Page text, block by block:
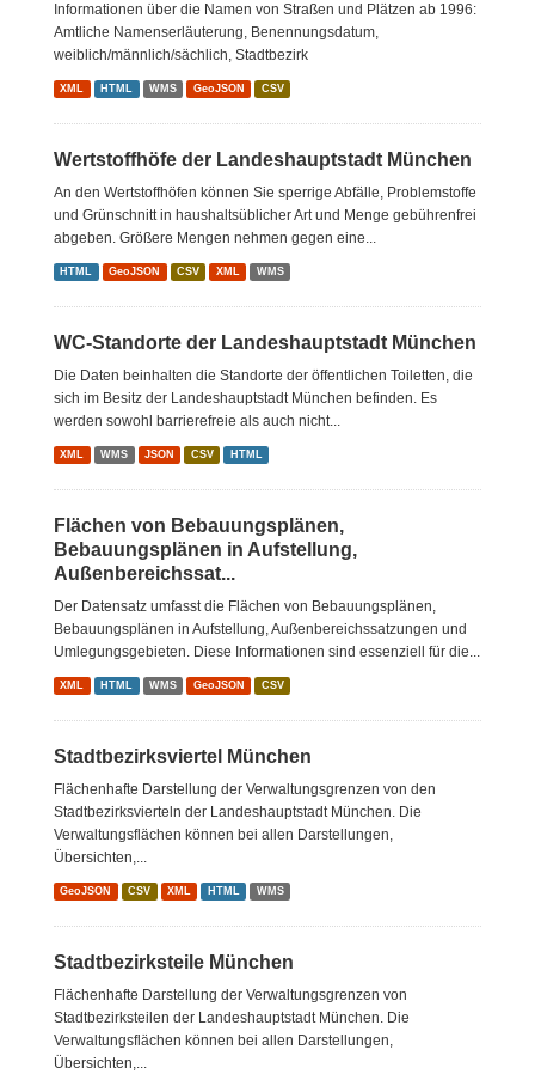
Informationen über die Namen von Straßen und Plätzen ab 1996:
Amtliche Namenserläuterung, Benennungsdatum,
weiblich/männlich/sächlich, Stadtbezirk
XML HTML WMS GeoJSON CSV
Wertstoffhöfe der Landeshauptstadt München
An den Wertstoffhöfen können Sie sperrige Abfälle, Problemstoffe
und Grünschnitt in haushaltsüblicher Art und Menge gebührenfrei
abgeben. Größere Mengen nehmen gegen eine...
HTML GeoJSON CSV XML WMS
WC-Standorte der Landeshauptstadt München
Die Daten beinhalten die Standorte der öffentlichen Toiletten, die
sich im Besitz der Landeshauptstadt München befinden. Es
werden sowohl barrierefreie als auch nicht...
XML WMS JSON CSV HTML
Flächen von Bebauungsplänen,
Bebauungsplänen in Aufstellung,
Außenbereichssat...
Der Datensatz umfasst die Flächen von Bebauungsplänen,
Bebauungsplänen in Aufstellung, Außenbereichssatzungen und
Umlegungsgebieten. Diese Informationen sind essenziell für die...
XML HTML WMS GeoJSON CSV
Stadtbezirksviertel München
Flächenhafte Darstellung der Verwaltungsgrenzen von den
Stadtbezirksvierteln der Landeshauptstadt München. Die
Verwaltungsflächen können bei allen Darstellungen,
Übersichten,...
GeoJSON CSV XML HTML WMS
Stadtbezirksteile München
Flächenhafte Darstellung der Verwaltungsgrenzen von
Stadtbezirksteilen der Landeshauptstadt München. Die
Verwaltungsflächen können bei allen Darstellungen,
Übersichten,...